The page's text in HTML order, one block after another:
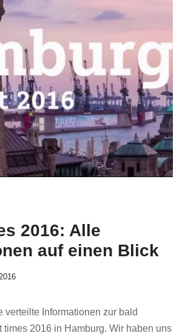
2016: Alle
auf einen Blick
verteilte Informationen zur bald
times 2016 in Hamburg. Wir haben uns